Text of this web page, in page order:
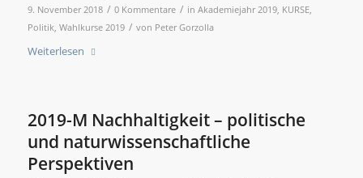
9. November 2018 / 0 Kommentare / in Akademiejahr 2019, KURSE,
Politik, Wahlkurse 2019 / von Peter Gorzolla
Weiterlesen
2019-M Nachhaltigkeit – politische
und naturwissenschaftliche
Perspektiven